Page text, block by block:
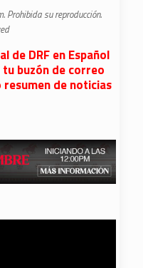
Prohibida su reproducción.
de DRF en Español
buzón de correo
de noticias